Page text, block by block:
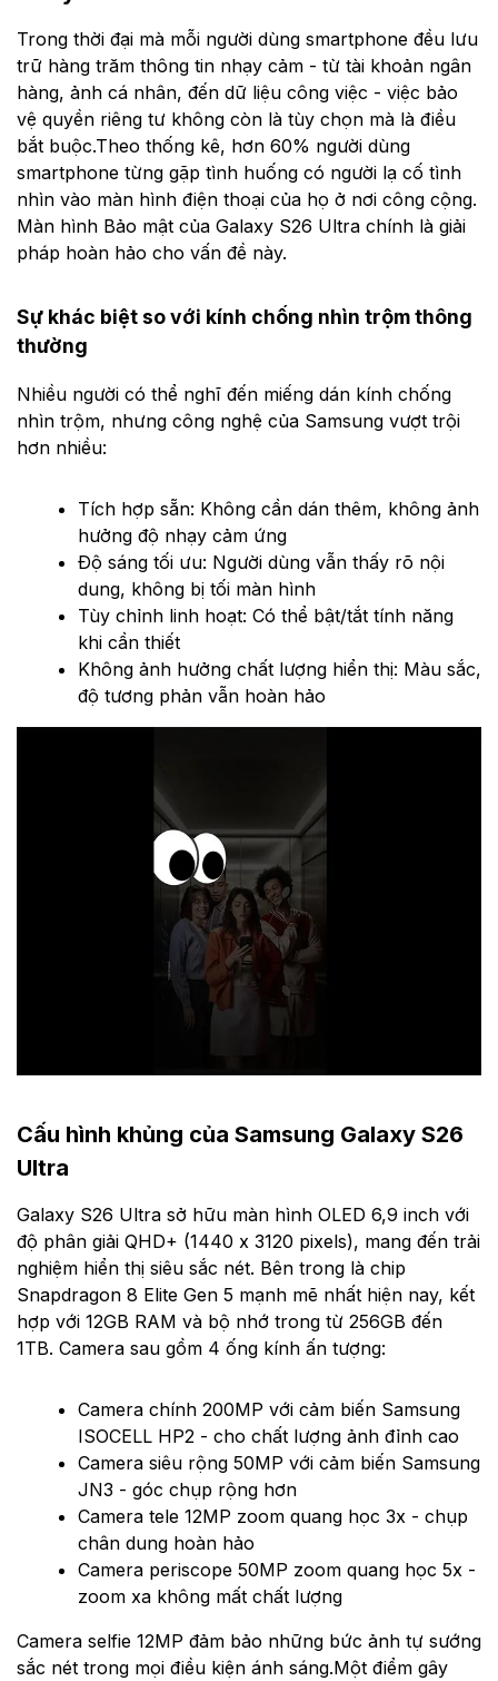
Trong thời đại mà mỗi người dùng smartphone đều lưu
trữ hàng trăm thông tin nhạy cảm - từ tài khoản ngân
hàng, ảnh cá nhân, đến dữ liệu công việc - việc bảo
vệ quyền riêng tư không còn là tùy chọn mà là điều
bắt buộc.Theo thống kê, hơn 60% người dùng
smartphone từng gặp tình huống có người lạ cố tình
nhìn vào màn hình điện thoại của họ ở nơi công cộng.
Màn hình Bảo mật của Galaxy S26 Ultra chính là giải
pháp hoàn hảo cho vấn đề này.
Sự khác biệt so với kính chống nhìn trộm thông
thường
Nhiều người có thể nghĩ đến miếng dán kính chống
nhìn trộm, nhưng công nghệ của Samsung vượt trội
hơn nhiều:
Tích hợp sẵn: Không cần dán thêm, không ảnh
hưởng độ nhạy cảm ứng
Độ sáng tối ưu: Người dùng vẫn thấy rõ nội
dung, không bị tối màn hình
Tùy chỉnh linh hoạt: Có thể bật/tắt tính năng
khi cần thiết
Không ảnh hưởng chất lượng hiển thị: Màu sắc,
độ tương phản vẫn hoàn hảo
Cấu hình khủng của Samsung Galaxy S26
Ultra
Galaxy S26 Ultra sở hữu màn hình OLED 6,9 inch với
độ phân giải QHD+ (1440 x 3120 pixels), mang đến trải
nghiệm hiển thị siêu sắc nét. Bên trong là chip
Snapdragon 8 Elite Gen 5 mạnh mẽ nhất hiện nay, kết
hợp với 12GB RAM và bộ nhớ trong từ 256GB đến
1TB. Camera sau gồm 4 ống kính ấn tượng:
Camera chính 200MP với cảm biến Samsung
ISOCELL HP2 - cho chất lượng ảnh đỉnh cao
Camera siêu rộng 50MP với cảm biến Samsung
JN3 - góc chụp rộng hơn
Camera tele 12MP zoom quang học 3x - chụp
chân dung hoàn hảo
Camera periscope 50MP zoom quang học 5x -
zoom xa không mất chất lượng
Camera selfie 12MP đảm bảo những bức ảnh tự sướng
sắc nét trong mọi điều kiện ánh sáng.Một điểm gây